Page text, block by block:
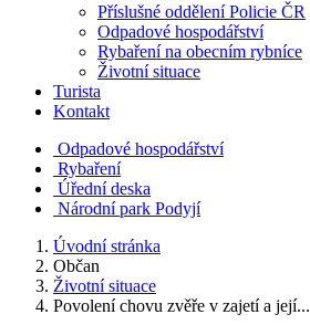
Příslušné oddělení Policie ČR
Odpadové hospodářství
Rybaření na obecním rybníce
Životní situace
Turista
Kontakt
Odpadové hospodářství
Rybaření
Úřední deska
Národní park Podyjí
Úvodní stránka
Občan
Životní situace
Povolení chovu zvěře v zajetí a její...